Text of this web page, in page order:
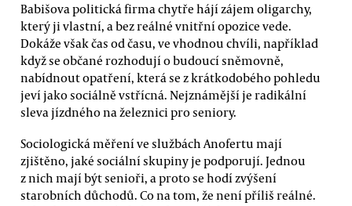
Babišova politická firma chytře hájí zájem oligarchy,
který ji vlastní, a bez reálné vnitřní opozice vede.
Dokáže však čas od času, ve vhodnou chvíli, například
když se občané rozhodují o budoucí sněmovně,
nabídnout opatření, která se z krátkodobého pohledu
jeví jako sociálně vstřícná. Nejznámější je radikální
sleva jízdného na železnici pro seniory.
Sociologická měření ve službách Anofertu mají
zjištěno, jaké sociální skupiny je podporují. Jednou
z nich mají být senioři, a proto se hodí zvýšení
starobních důchodů. Co na tom, že není příliš reálné.